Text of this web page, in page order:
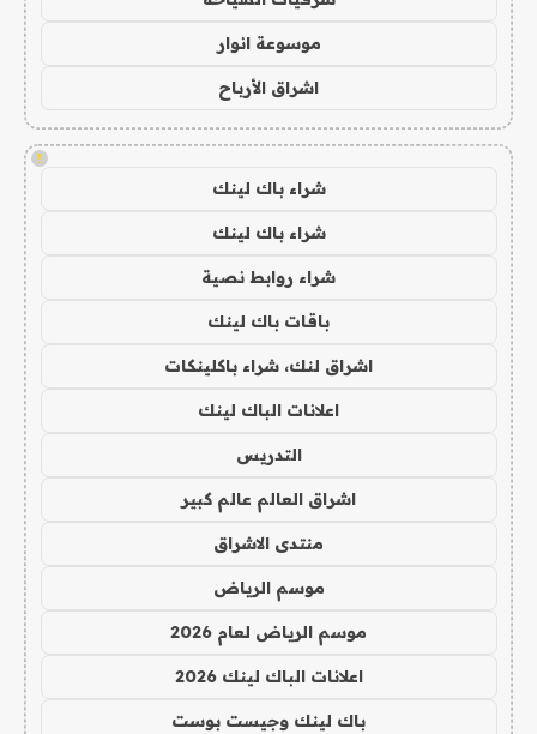
موسوعة انوار
اشراق الأرباح
!
شراء باك لينك
شراء باك لينك
شراء روابط نصية
باقات باك لينك
اشراق لنك، شراء باكلينكات
اعلانات الباك لينك
التدريس
اشراق العالم عالم كبير
منتدى الاشراق
موسم الرياض
موسم الرياض لعام 2026
اعلانات الباك لينك 2026
باك لينك وجيست بوست